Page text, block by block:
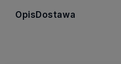
OpisDostawa